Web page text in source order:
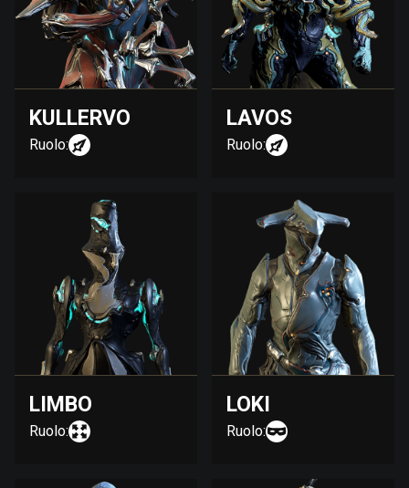
KULLERVO
Ruolo:
LAVOS
Ruolo:
LIMBO
Ruolo:
LOKI
Ruolo: